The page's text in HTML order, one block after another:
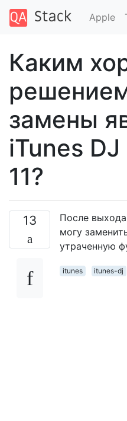
Apple
Каким
замены
iTunes
11?
13
После выхода
могу
утраченную
itunes
itunes-dj